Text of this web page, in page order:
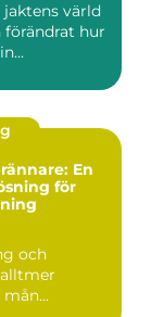
värld
hur
En
för
och